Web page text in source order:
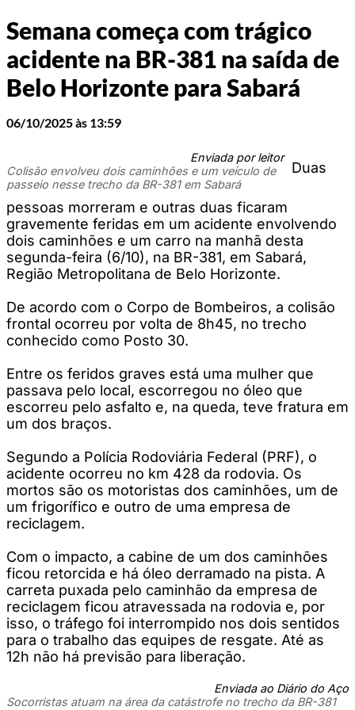
Semana começa com trágico
acidente na BR-381 na saída de
Belo Horizonte para Sabará
06/10/2025 às 13:59
Enviada por leitor
Colisão envolveu dois caminhões e um veículo de
passeio nesse trecho da BR-381 em Sabará
Duas
pessoas morreram e outras duas ficaram
gravemente feridas em um acidente envolvendo
dois caminhões e um carro na manhã desta
segunda-feira (6/10), na BR-381, em Sabará,
Região Metropolitana de Belo Horizonte.
De acordo com o Corpo de Bombeiros, a colisão
frontal ocorreu por volta de 8h45, no trecho
conhecido como Posto 30.
Entre os feridos graves está uma mulher que
passava pelo local, escorregou no óleo que
escorreu pelo asfalto e, na queda, teve fratura em
um dos braços.
Segundo a Polícia Rodoviária Federal (PRF), o
acidente ocorreu no km 428 da rodovia. Os
mortos são os motoristas dos caminhões, um de
um frigorífico e outro de uma empresa de
reciclagem.
Com o impacto, a cabine de um dos caminhões
ficou retorcida e há óleo derramado na pista. A
carreta puxada pelo caminhão da empresa de
reciclagem ficou atravessada na rodovia e, por
isso, o tráfego foi interrompido nos dois sentidos
para o trabalho das equipes de resgate. Até as
12h não há previsão para liberação.
Enviada ao Diário do Aço
Socorristas atuam na área da catástrofe no trecho da BR-381